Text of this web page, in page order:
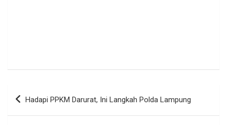
Navigasi
Hadapi PPKM Darurat, Ini Langkah Polda Lampung